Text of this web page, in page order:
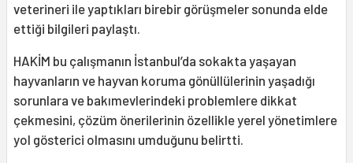
veterineri ile yaptıkları birebir görüşmeler sonunda elde
ettiği bilgileri paylaştı.
HAKİM bu çalışmanın İstanbul’da sokakta yaşayan
hayvanların ve hayvan koruma gönüllülerinin yaşadığı
sorunlara ve bakımevlerindeki problemlere dikkat
çekmesini, çözüm önerilerinin özellikle yerel yönetimlere
yol gösterici olmasını umduğunu belirtti.